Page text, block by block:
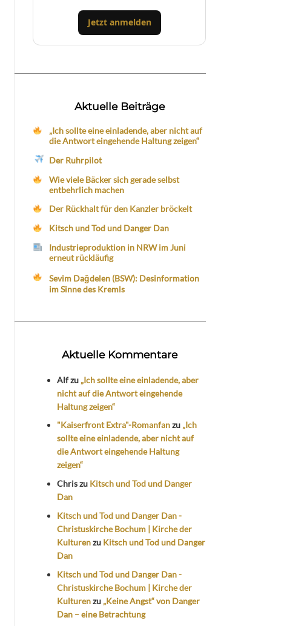
Jetzt anmelden
Aktuelle Beiträge
„Ich sollte eine einladende, aber nicht auf
die Antwort eingehende Haltung zeigen“
Der Ruhrpilot
Wie viele Bäcker sich gerade selbst
entbehrlich machen
Der Rückhalt für den Kanzler bröckelt
Kitsch und Tod und Danger Dan
Industrieproduktion in NRW im Juni
erneut rückläufig
Sevim Dağdelen (BSW): Desinformation
im Sinne des Kremls
Aktuelle Kommentare
Alfzu „Ich sollte eine einladende, aber
nicht auf die Antwort eingehende
Haltung zeigen“
"Kaiserfront Extra"-Romanfanzu „Ich
sollte eine einladende, aber nicht auf
die Antwort eingehende Haltung
zeigen“
Chriszu Kitsch und Tod und Danger
Dan
Kitsch und Tod und Danger Dan -
Christuskirche Bochum | Kirche der
Kulturenzu Kitsch und Tod und Danger
Dan
Kitsch und Tod und Danger Dan -
Christuskirche Bochum | Kirche der
Kulturenzu „Keine Angst“ von Danger
Dan – eine Betrachtung